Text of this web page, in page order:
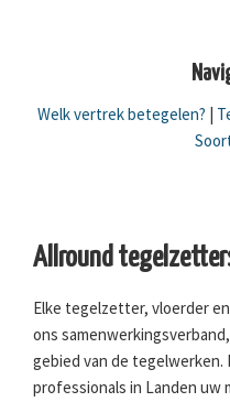
Welk vertrek betegelen?
Allround
Elke tegelzetter, vloerder
ons
gebied van de
professionals in Landen uw